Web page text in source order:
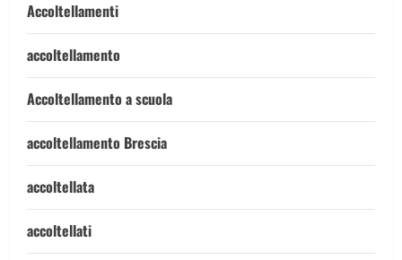
Accoltellamenti
accoltellamento
Accoltellamento a scuola
accoltellamento Brescia
accoltellata
accoltellati